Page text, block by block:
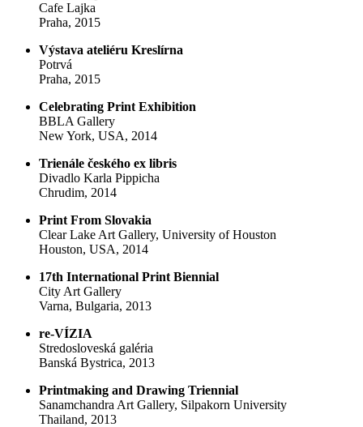
Cafe Lajka
Praha, 2015
Výstava ateliéru Kreslírna
Potrvá
Praha, 2015
Celebrating Print Exhibition
BBLA Gallery
New York, USA, 2014
Trienále českého ex libris
Divadlo Karla Pippicha
Chrudim, 2014
Print From Slovakia
Clear Lake Art Gallery, University of Houston
Houston, USA, 2014
17th International Print Biennial
City Art Gallery
Varna, Bulgaria, 2013
re-VÍZIA
Stredosloveská galéria
Banská Bystrica, 2013
Printmaking and Drawing Triennial
Sanamchandra Art Gallery, Silpakorn University
Thailand, 2013